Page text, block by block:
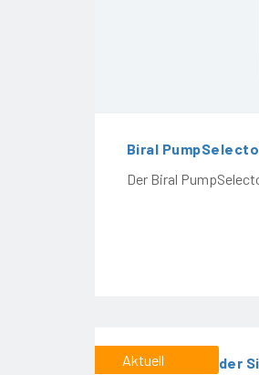
Biral
Der Biral
Biral-Lernender
Aktuell